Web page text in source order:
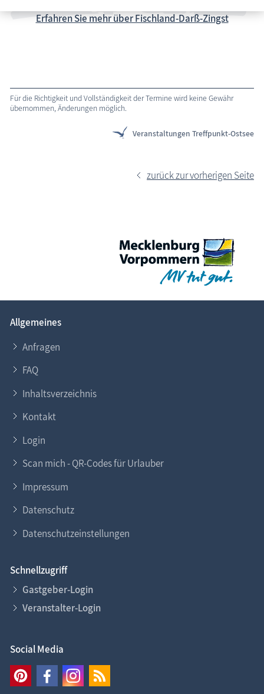
Erfahren Sie mehr über Fischland-Darß-Zingst
Für die Richtigkeit und Vollständigkeit der Termine wird keine Gewähr
übernommen, Änderungen möglich.
Veranstaltungen Treffpunkt-Ostsee
zurück zur vorherigen Seite
Allgemeines
Anfragen
FAQ
Inhaltsverzeichnis
Kontakt
Login
Scan mich - QR-Codes für Urlauber
Impressum
Datenschutz
Datenschutzeinstellungen
Schnellzugriff
Gastgeber-Login
Veranstalter-Login
Social Media